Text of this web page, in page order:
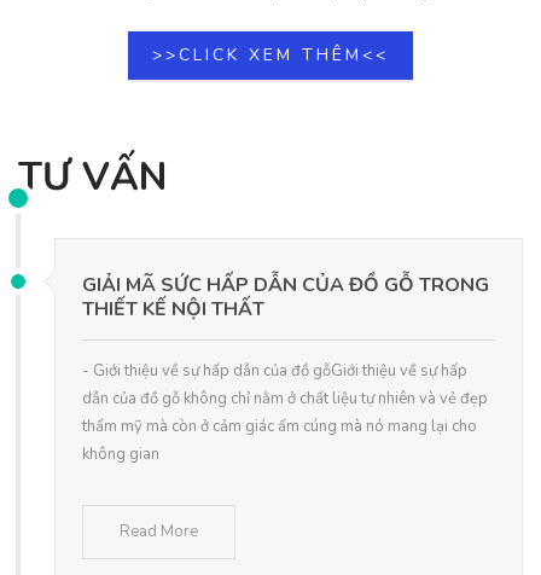
>>CLICK XEM THÊM<<
TƯ VẤN
GIẢI MÃ SỨC HẤP DẪN CỦA ĐỒ GỖ TRONG
THIẾT KẾ NỘI THẤT
- Giới thiệu về sự hấp dẫn của đồ gỗGiới thiệu về sự hấp
dẫn của đồ gỗ không chỉ nằm ở chất liệu tự nhiên và vẻ đẹp
thẩm mỹ mà còn ở cảm giác ấm cúng mà nó mang lại cho
không gian
Read More